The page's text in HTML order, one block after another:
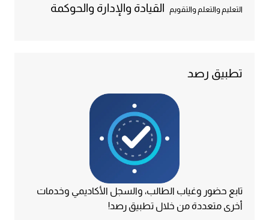
التعليم والتعلم والتقويم القيادة والإدارة والحوكمة
تطبيق رصد
تابع حضور وغياب الطالب، والسجل الأكاديمي وخدمات
أخرى متعددة من خلال تطبيق رصد!